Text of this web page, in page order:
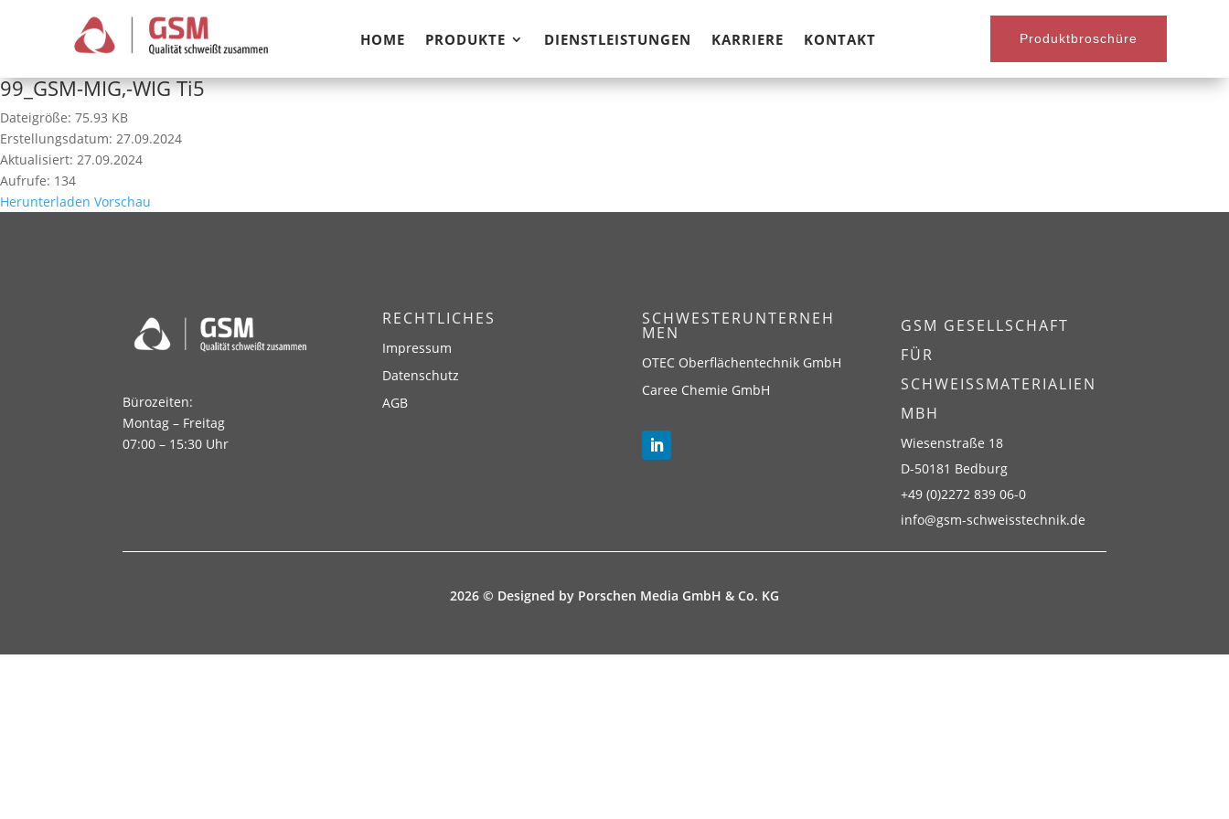
HOME PRODUKTE DIENSTLEISTUNGEN KARRIERE KONTAKT Produktbroschüre
99_GSM-MIG,-WIG Ti5
Dateigröße: 75.93 KB
Erstellungsdatum: 27.09.2024
Aktualisiert: 27.09.2024
Aufrufe: 134
Herunterladen Vorschau
Bürozeiten:
Montag – Freitag
07:00 – 15:30 Uhr
RECHTLICHES
Impressum
Datenschutz
AGB
SCHWESTERUNTERNEH
MEN
OTEC Oberflächentechnik GmbH
Caree Chemie GmbH
GSM GESELLSCHAFT
FÜR
SCHWEISSMATERIALIEN M
BH
Wiesenstraße 18
D-50181 Bedburg
+49 (0)2272 839 06-0
info@gsm-schweisstechnik.de
2026 © Designed by Porschen Media GmbH & Co. KG